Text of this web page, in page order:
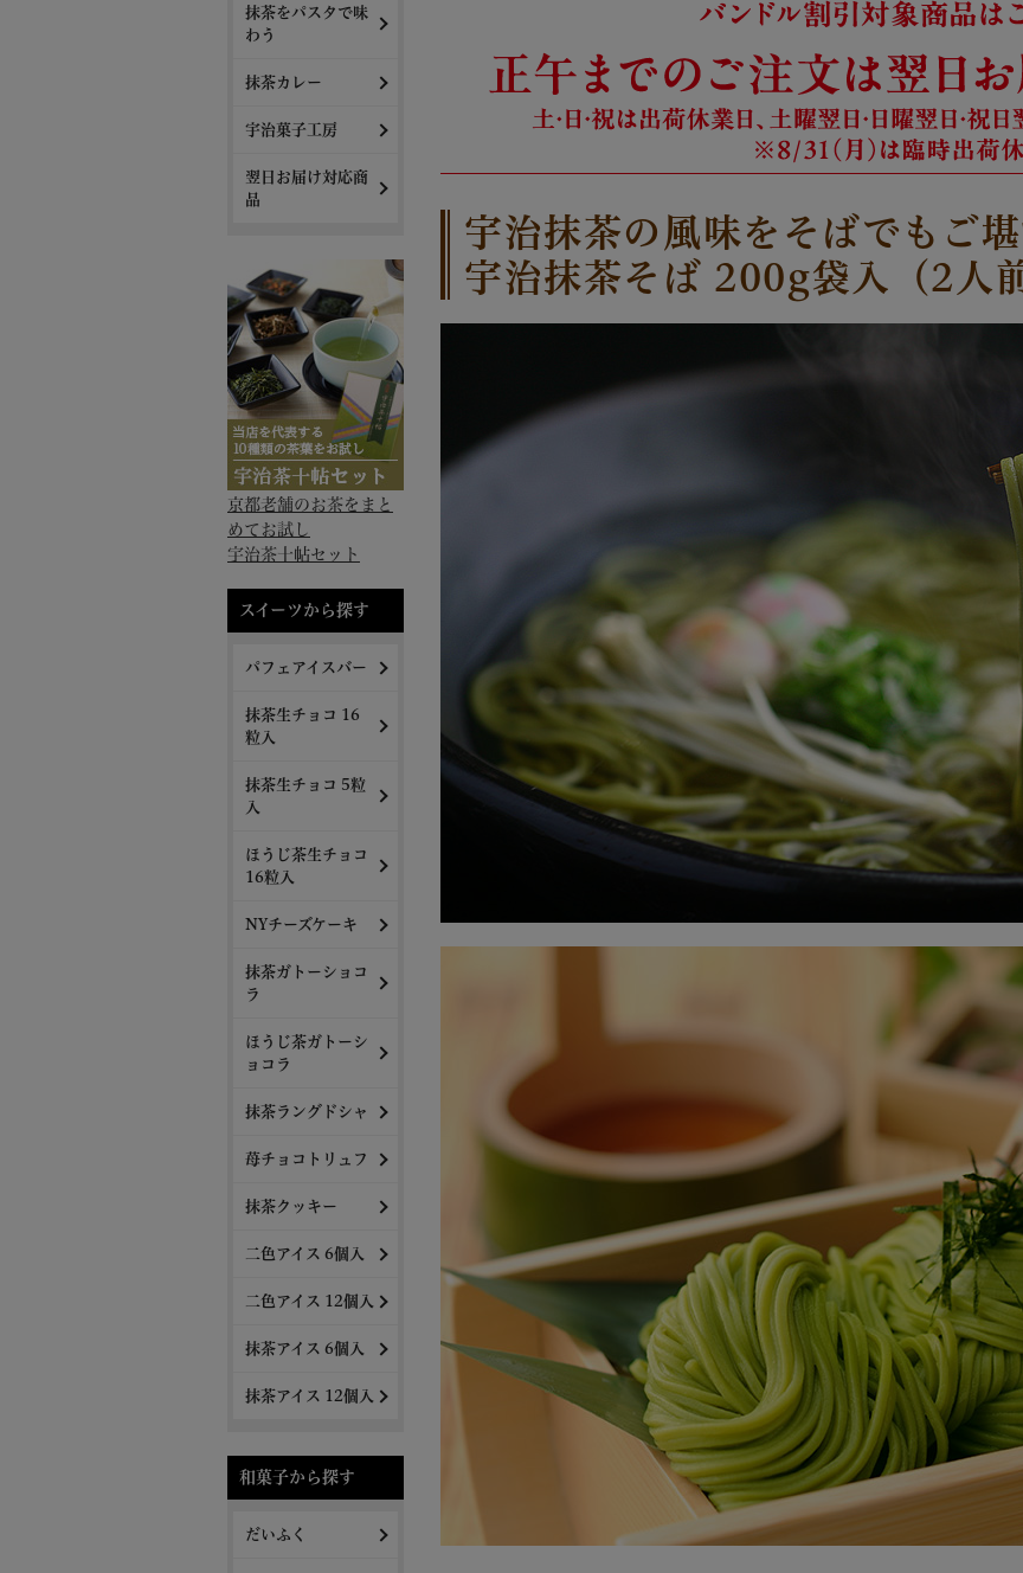
抹茶をパスタで味
わう
抹茶カレー
宇治菓子工房
翌日お届け対応商
品
京都老舗のお茶をまと
めてお試し
宇治茶十帖セット
スイーツから探す
パフェアイスバー
抹茶生チョコ 16
粒入
抹茶生チョコ 5粒
入
ほうじ茶生チョコ
16粒入
NYチーズケーキ
抹茶ガトーショコ
ラ
ほうじ茶ガトーシ
ョコラ
抹茶ラングドシャ
苺チョコトリュフ
抹茶クッキー
二色アイス 6個入
二色アイス 12個入
抹茶アイス 6個入
抹茶アイス 12個入
和菓子から探す
だいふく
宇治抹茶の風味をそばでもご
宇治抹茶そば 200g袋入（2人